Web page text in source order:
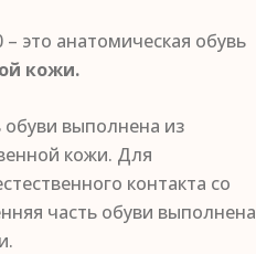
это анатомическая обувь
кожи.
обуви выполнена из
кожи. Для
контакта со
часть обуви выполнена